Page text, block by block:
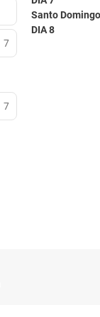
7
7
Santo Domingo
DIA 8